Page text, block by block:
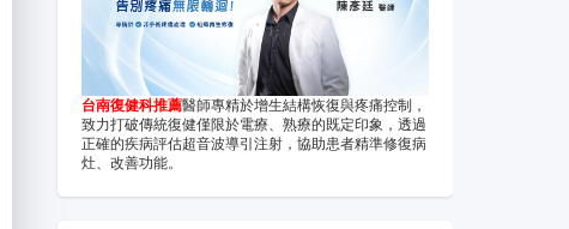
台南復健科推薦醫師專精於增生結構恢復與疼痛控制，
致力打破傳統復健僅限於電療、熟療的既定印象，透過
正確的疾病評估超音波導引注射，協助患者精準修復病
灶、改善功能。